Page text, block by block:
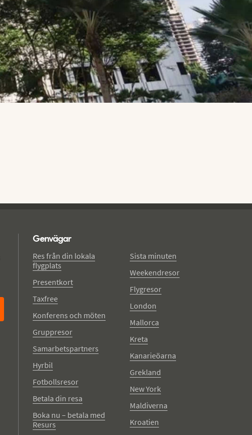
Genvägar
Res från din lokala
flygplats
Presentkort
Taxfree
Konferens och möten
Gruppresor
Samarbetspartners
Hyrbil
Fotbollsresor
Betala din resa
Boka nu – betala med
Resurs
Sista minuten
Weekendresor
Flygresor
London
Mallorca
Kreta
Kanarieöarna
Grekland
New York
Maldiverna
Kroatien